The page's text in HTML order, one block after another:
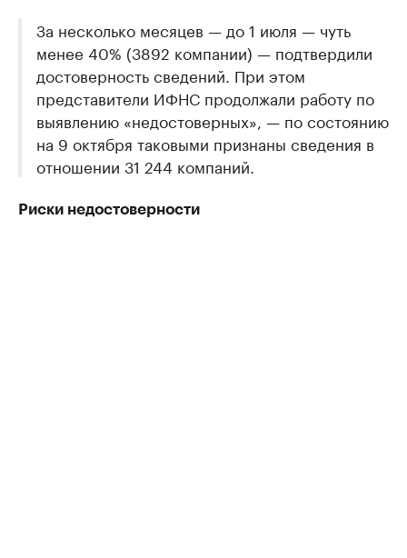
За несколько месяцев — до 1 июля — чуть
менее 40% (3892 компании) — подтвердили
достоверность сведений. При этом
представители ИФНС продолжали работу по
выявлению «недостоверных», — по состоянию
на 9 октября таковыми признаны сведения в
отношении 31 244 компаний.
Риски недостоверности